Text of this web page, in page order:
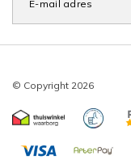
© Copyright 2026